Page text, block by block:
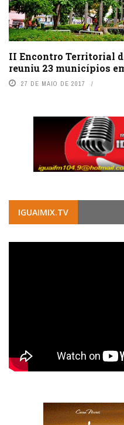
II Encontro Territorial
reuniu 23 municípios
27 DE MAIO DE 2017
IGUAIMIX.TV